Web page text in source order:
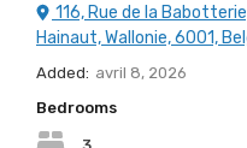
116, Rue de la
Hainaut, Wallonie, 6001,
Added: avril 8, 2026
Bedrooms